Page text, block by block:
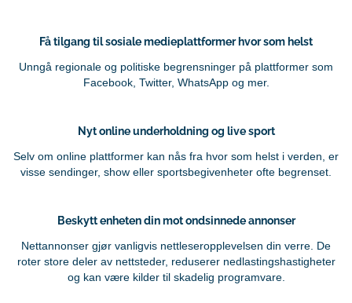
Få tilgang til sosiale medieplattformer hvor som helst
Unngå regionale og politiske begrensninger på plattformer som
Facebook, Twitter, WhatsApp og mer.
Nyt online underholdning og live sport
Selv om online plattformer kan nås fra hvor som helst i verden, er
visse sendinger, show eller sportsbegivenheter ofte begrenset.
Beskytt enheten din mot ondsinnede annonser
Nettannonser gjør vanligvis nettleseropplevelsen din verre. De
roter store deler av nettsteder, reduserer nedlastingshastigheter
og kan være kilder til skadelig programvare.